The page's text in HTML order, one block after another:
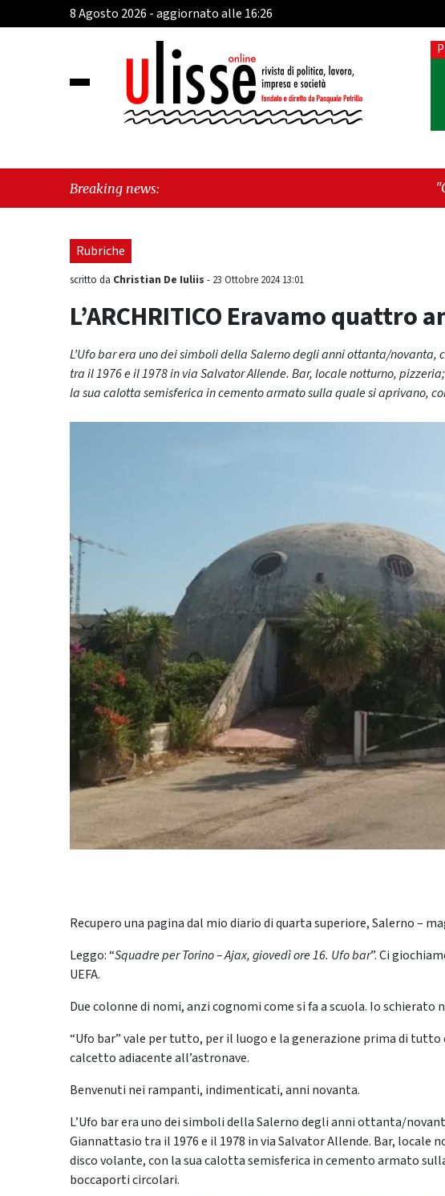
8 Agosto 2026 - aggiornato alle 16:26
Breaking news: "Cava de’ Tirreni, la Villa
seduta consiliare: “Serve
Rubriche
scritto da Christian De Iuliis - 23 Ottobre 2024 13:01
L’ARCHRITICO Eravamo quattro
L’Ufo bar era uno dei simboli della Salerno degli anni ottanta/novanta,
tra il 1976 e il 1978 in via Salvator Allende. Bar, locale notturno,
la sua calotta semisferica in cemento armato sulla quale si aprivano,
Recupero una pagina dal mio diario di quarta superiore, Salerno –
Leggo: “Squadre per Torino – Ajax, giovedì ore 16. Ufo bar”. Ci
UEFA.
Due colonne di nomi, anzi cognomi come si fa a scuola. Io schierato
“Ufo bar” vale per tutto, per il luogo e la generazione prima di
calcetto adiacente all’astronave.
Benvenuti nei rampanti, indimenticati, anni novanta.
L’Ufo bar era uno dei simboli della Salerno degli anni ottanta/
Giannattasio tra il 1976 e il 1978 in via Salvator Allende. Bar, locale
disco volante, con la sua calotta semisferica in cemento armato
boccaporti circolari.